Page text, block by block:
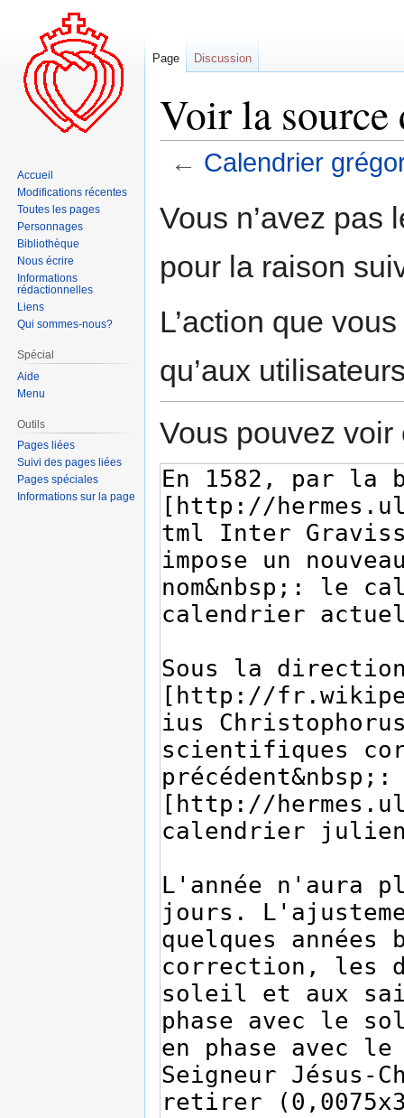
Voir la source
← Calendrier
à
navigation
à
recherche
Vous n’avez pas
pour la raison
L’action que
qu’aux
Vous pouvez
Page Discussion
Accueil
Modifications récentes
Toutes les pages
Personnages
Bibliothèque
Nous écrire
Informations
rédactionnelles
Liens
Qui sommes-nous?
Spécial
Aide
Menu
Outils
Pages liées
Suivi des pages liées
Pages spéciales
Informations sur la page